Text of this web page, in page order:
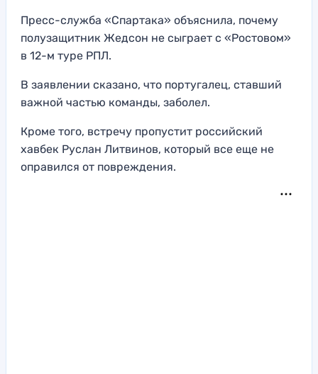
Пресс-служба «Спартака» объяснила, почему
полузащитник Жедсон не сыграет с «Ростовом»
в 12-м туре РПЛ.
В заявлении сказано, что португалец, ставший
важной частью команды, заболел.
Кроме того, встречу пропустит российский
хавбек Руслан Литвинов, который все еще не
оправился от повреждения.